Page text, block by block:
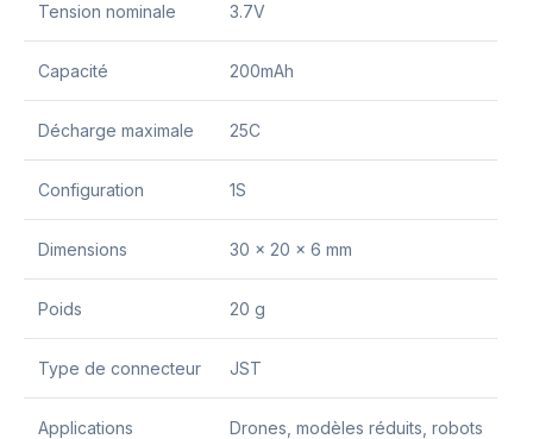
Tension nominale 3.7V
Capacité 200mAh
Décharge maximale 25C
Configuration 1S
Dimensions 30 x 20 x 6 mm
Poids 20 g
Type de connecteur JST
Applications Drones, modèles réduits, robots